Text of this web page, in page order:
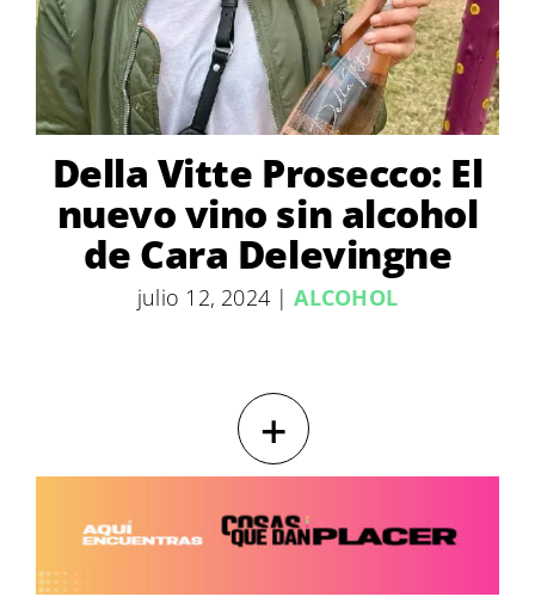
Della Vitte Prosecco: El
nuevo vino sin alcohol
de Cara Delevingne
julio 12, 2024 | ALCOHOL
+